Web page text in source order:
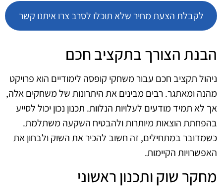
לקבלת הצעת מחיר שלא תוכלו לסרב צרו איתנו קשר
הבנת הצורך בתקציב חכם
ניהול תקציב חכם עבור משחקי קופסה לימודיים הוא פרויקט
מהנה ומאתגר. רבים מבינים את היתרונות של משחקים אלה,
אך לא תמיד מודעים לעלויות הנלוות. תכנון נכון יכול לסייע
בהפחתת הוצאות מיותרות ולהבטיח השקעה משתלמת.
כשמדובר במתחילים, זה חשוב להכיר את השוק ולבחון את
האפשרויות הקיימות.
מחקר שוק ותכנון ראשוני